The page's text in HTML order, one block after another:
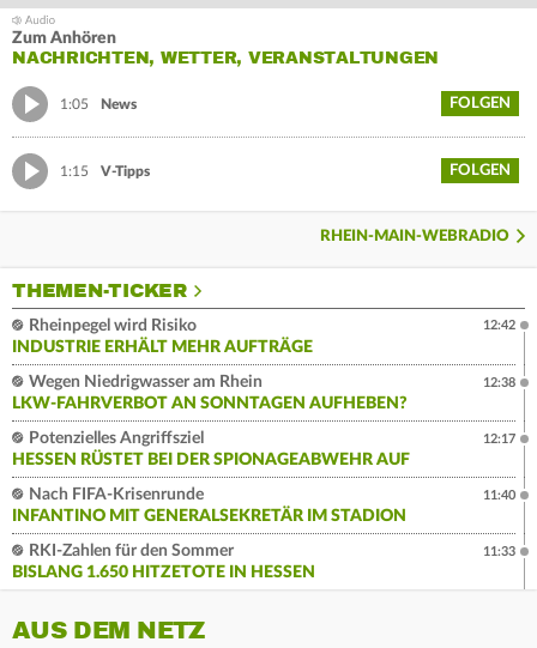
Zum Anhören
NACHRICHTEN, WETTER, VERANSTALTUNGEN
1:05 News FOLGEN
1:15 V-Tipps FOLGEN
RHEIN-MAIN-WEBRADIO
THEMEN-TICKER
Rheinpegel wird Risiko
INDUSTRIE ERHÄLT MEHR AUFTRÄGE
12:42
Wegen Niedrigwasser am Rhein
LKW-FAHRVERBOT AN SONNTAGEN AUFHEBEN?
12:38
Potenzielles Angriffsziel
HESSEN RÜSTET BEI DER SPIONAGEABWEHR AUF
12:17
Nach FIFA-Krisenrunde
INFANTINO MIT GENERALSEKRETÄR IM STADION
11:40
RKI-Zahlen für den Sommer
BISLANG 1.650 HITZETOTE IN HESSEN
11:33
AUS DEM NETZ